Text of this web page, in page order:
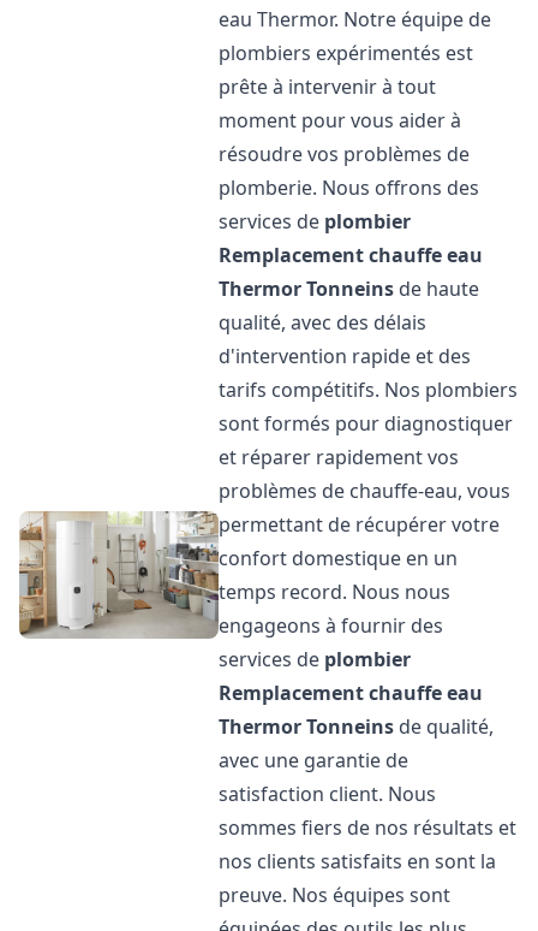
eau Thermor. Notre équipe de
plombiers expérimentés est
prête à intervenir à tout
moment pour vous aider à
résoudre vos problèmes de
plomberie. Nous offrons des
services de plombier
Remplacement chauffe eau
ThermorTonneins de haute
qualité, avec des délais
d'intervention rapide et des
tarifs compétitifs. Nos plombiers
sont formés pour diagnostiquer
et réparer rapidement vos
problèmes de chauffe-eau, vous
permettant de récupérer votre
confort domestique en un
temps record. Nous nous
engageons à fournir des
services de plombier
Remplacement chauffe eau
ThermorTonneins de qualité,
avec une garantie de
satisfaction client. Nous
sommes fiers de nos résultats et
nos clients satisfaits en sont la
preuve. Nos équipes sont